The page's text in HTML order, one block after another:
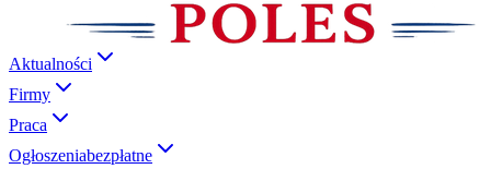
Aktualności
Firmy
Praca
Ogłoszeniabezpłatne